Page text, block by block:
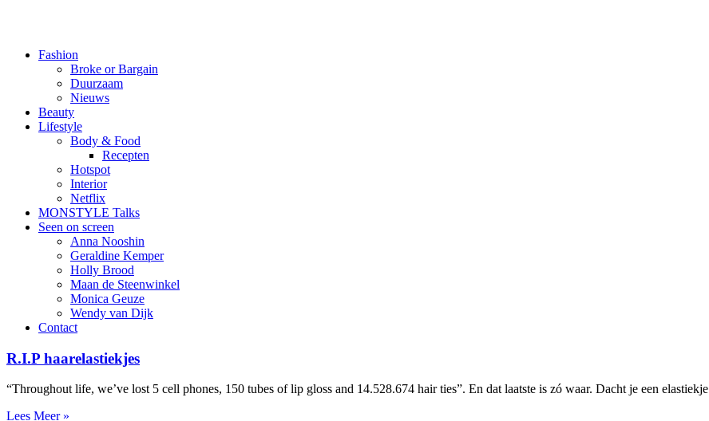
Fashion
Broke or Bargain
Duurzaam
Nieuws
Beauty
Lifestyle
Body & Food
Recepten
Hotspot
Interior
Netflix
MONSTYLE Talks
Seen on screen
Anna Nooshin
Geraldine Kemper
Holly Brood
Maan de Steenwinkel
Monica Geuze
Wendy van Dijk
Contact
R.I.P haarelastiekjes
“Throughout life, we’ve lost 5 cell phones, 150 tubes of lip gloss and 14.528.674 hair ties”. En dat laatste is zó waar. Dacht je een elastiekje
Lees Meer »